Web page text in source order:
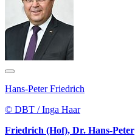
Hans-Peter Friedrich
© DBT / Inga Haar
Friedrich (Hof), Dr. Hans-Peter